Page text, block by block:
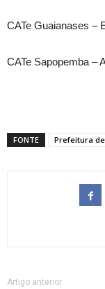
CATe Guaianases –
CATe Sapopemba –
FONTE Prefeitura
Artigo anterior